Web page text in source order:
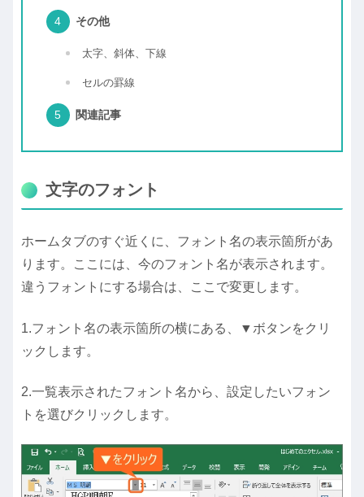
その他
太字、斜体、下線
セルの罫線
関連記事
文字のフォント
ホームタブのすぐ近くに、フォント名の表示箇所があ
ります。ここには、今のフォント名が表示されます。
違うフォントにする場合は、ここで変更します。
1.フォント名の表示箇所の横にある、▼ボタンをクリ
ックします。
2.一覧表示されたフォント名から、設定したいフォン
トを選びクリックします。